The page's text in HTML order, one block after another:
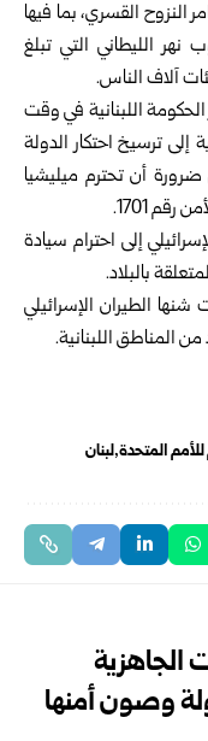
النزوح القسري، بما فيها
الليطاني التي تبلغ
اللبنانية في وقت
إلى ترسيخ احتكار الدولة
أن تحترم ميليشيا
1701.
إلى احترام سيادة
بالبلاد.
الطيران الإسرائيلي
المناطق اللبنانية.
للأمم المتحدة لبنان
الجاهزية
وصون أمنها